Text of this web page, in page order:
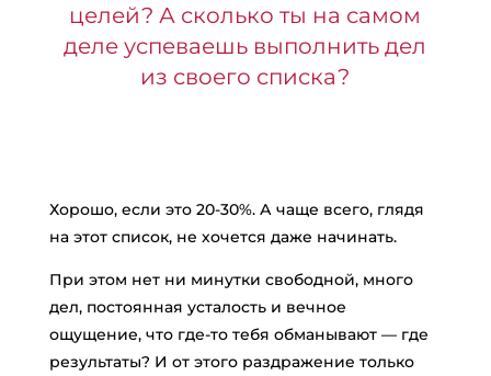
целей? А сколько ты на самом
деле успеваешь выполнить дел
из своего списка?
Хорошо, если это 20-30%. А чаще всего, глядя
на этот список, не хочется даже начинать.
При этом нет ни минутки свободной, много
дел, постоянная усталость и вечное
ощущение, что где-то тебя обманывают — где
результаты? И от этого раздражение только